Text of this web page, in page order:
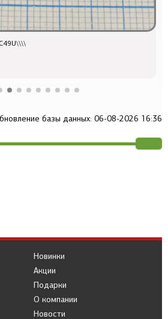
базы данных: 06-08-2026 16:36
Новинки
Акции
Подарки
О компании
Новости